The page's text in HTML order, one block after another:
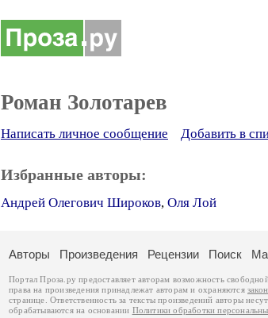
Роман Золотарев
Написать личное сообщение Добавить в
Избранные авторы:
Андрей Олегович Широков, Оля Лой
Авторы Произведения Рецензии Поиск
Портал Проза.ру предоставляет авторам возможность
права на произведения принадлежат авторам и охраняются
странице. Ответственность за тексты произведений авторы
обрабатываются на основании Политики обработки